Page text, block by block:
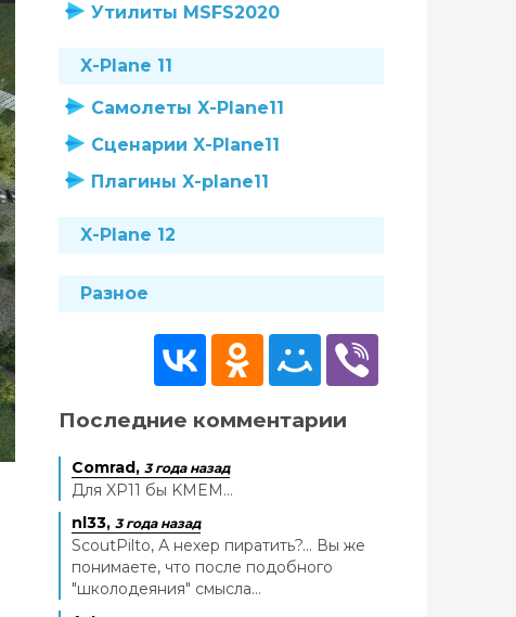
Утилиты MSFS2020
X-Plane 11
Самолеты X-Plane11
Сценарии X-Plane11
Плагины X-plane11
X-Plane 12
Разное
Последние комментарии
Comrad, 3 года назад
Для XP11 бы KMEM...
nl33, 3 года назад
ScoutPilto, А нехер пиратить?... Вы же
понимаете, что после подобного
"школодеяния" смысла...